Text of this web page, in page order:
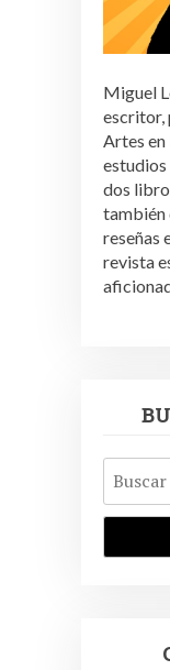
Miguel
escritor,
Artes en
estudios
dos
también
reseñas
revista
Buscar: